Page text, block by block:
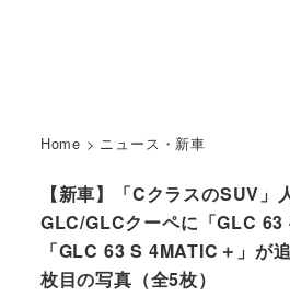
Home > ニュース・新車
【新車】「CクラスのSUV」
GLC/GLCクーペに「GLC 63
「GLC 63 S 4MATIC＋」が
枚目の写真（全5枚）